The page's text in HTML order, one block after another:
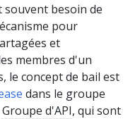
souvent besoin de
pour
et
membres d'un
le concept de bail est
dans le groupe
Groupe d'API, qui sont